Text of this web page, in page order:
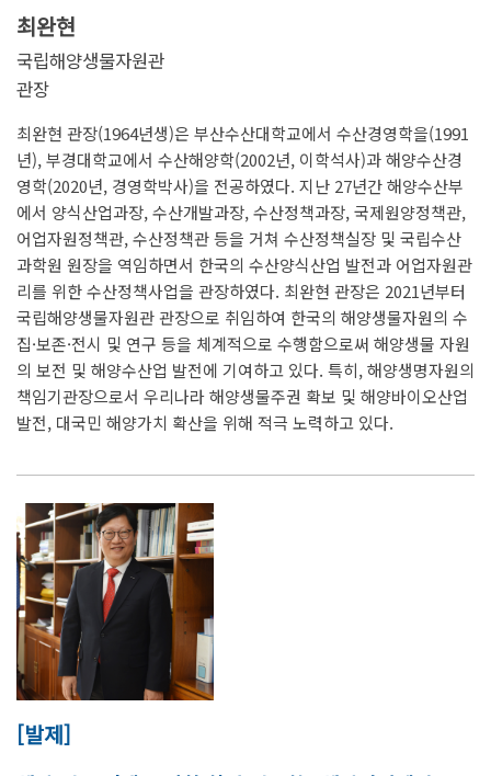
최완현
국립해양생물자원관
관장
최완현 관장(1964년생)은 부산수산대학교에서 수산경영학을(1991
년), 부경대학교에서 수산해양학(2002년, 이학석사)과 해양수산경
영학(2020년, 경영학박사)을 전공하였다. 지난 27년간 해양수산부
에서 양식산업과장, 수산개발과장, 수산정책과장, 국제원양정책관,
어업자원정책관, 수산정책관 등을 거쳐 수산정책실장 및 국립수산
과학원 원장을 역임하면서 한국의 수산양식산업 발전과 어업자원관
리를 위한 수산정책사업을 관장하였다. 최완현 관장은 2021년부터
국립해양생물자원관 관장으로 취임하여 한국의 해양생물자원의 수
집·보존·전시 및 연구 등을 체계적으로 수행함으로써 해양생물 자원
의 보전 및 해양수산업 발전에 기여하고 있다. 특히, 해양생명자원의
책임기관장으로서 우리나라 해양생물주권 확보 및 해양바이오산업
발전, 대국민 해양가치 확산을 위해 적극 노력하고 있다.
[발제]